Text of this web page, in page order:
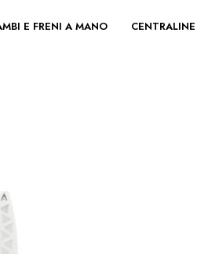
E FRENI A MANO CENTRALINE